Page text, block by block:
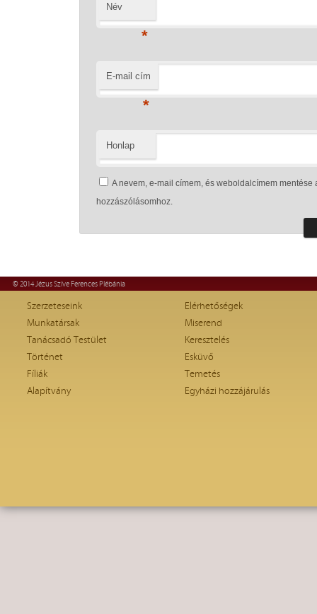
Név
*
E-mail cím
*
Honlap
A nevem, e-mail címem, és weboldalcímem
hozzászólásomhoz.
© 2014 Jézus Szíve Ferences Plébánia
Szerzeteseink
Munkatársak
Tanácsadó Testület
Történet
Fíliák
Alapítvány
Elérhetőségek
Miserend
Keresztelés
Esküvő
Temetés
Egyházi hozzájárulás